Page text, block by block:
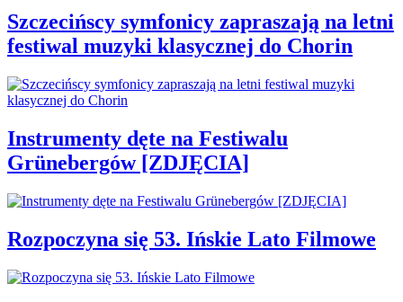
Szczecińscy symfonicy zapraszają na letni
festiwal muzyki klasycznej do Chorin
Instrumenty dęte na Festiwalu
Grünebergów [ZDJĘCIA]
Rozpoczyna się 53. Ińskie Lato Filmowe